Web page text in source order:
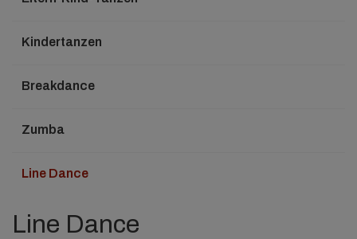
Kindertanzen
Breakdance
Zumba
Line Dance
Line Dance